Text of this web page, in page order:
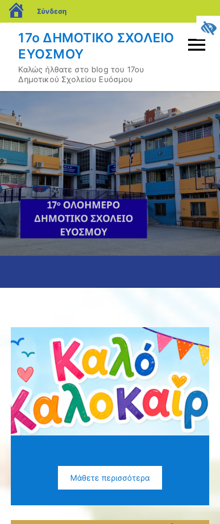
blogs.sch.gr
Σύνδεση
περιεχόμενο
17ο ΔΗΜΟΤΙΚΟ ΣΧΟΛΕΙΟ
ΕΥΟΣΜΟΥ
Καλώς ήλθατε στο blog του 17ου
Δημοτικού Σχολείου Ευόσμου
Μάθετε περισσότερα